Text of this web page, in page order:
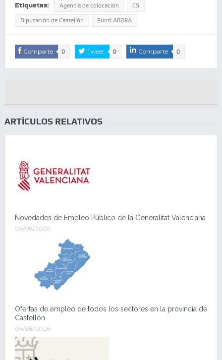
Etiquetas: Agencia de colocación CS
Diputación de Castellón PuntLABORA
Comparte 0 Tweet 0 Comparte 0
ARTÍCULOS RELATIVOS
Novedades de Empleo Público de la Generalitat Valenciana
06/08/2026
Ofertas de empleo de todos los sectores en la provincia de
Castellón
06/08/2026